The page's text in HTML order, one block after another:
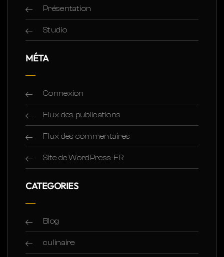
Présentation
Studio
MÉTA
Connexion
Flux des publications
Flux des commentaires
Site de WordPress-FR
CATEGORIES
Blog
culinaire